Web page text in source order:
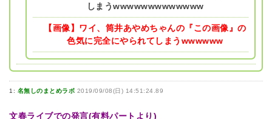
しまうwwwwwwwwwwwww
【画像】ワイ、筒井あやめちゃんの『この画像』の
色気に完全にやられてしまうwwwwww
1: 名無しのまとめラボ 2019/09/08(日) 14:51:24.89
文春ライブでの発言(有料パートより)